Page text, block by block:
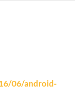
06/android-